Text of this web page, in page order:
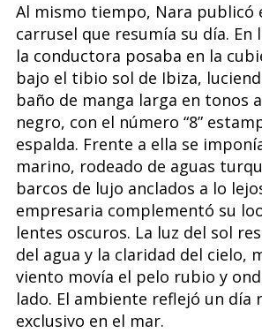
Al mismo tiempo, Nara publicó
carrusel que resumía su día.
la conductora posaba en la
bajo el tibio sol de Ibiza,
baño de manga larga en tonos
negro, con el número “8”
espalda. Frente a ella se
marino, rodeado de aguas
barcos de lujo anclados a lo
empresaria complementó su
lentes oscuros. La luz del sol
del agua y la claridad del cielo,
viento movía el pelo rubio y
lado. El ambiente reflejó un día
exclusivo en el mar.